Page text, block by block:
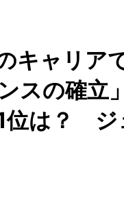
キャリ
スの確立
位は？ ジ